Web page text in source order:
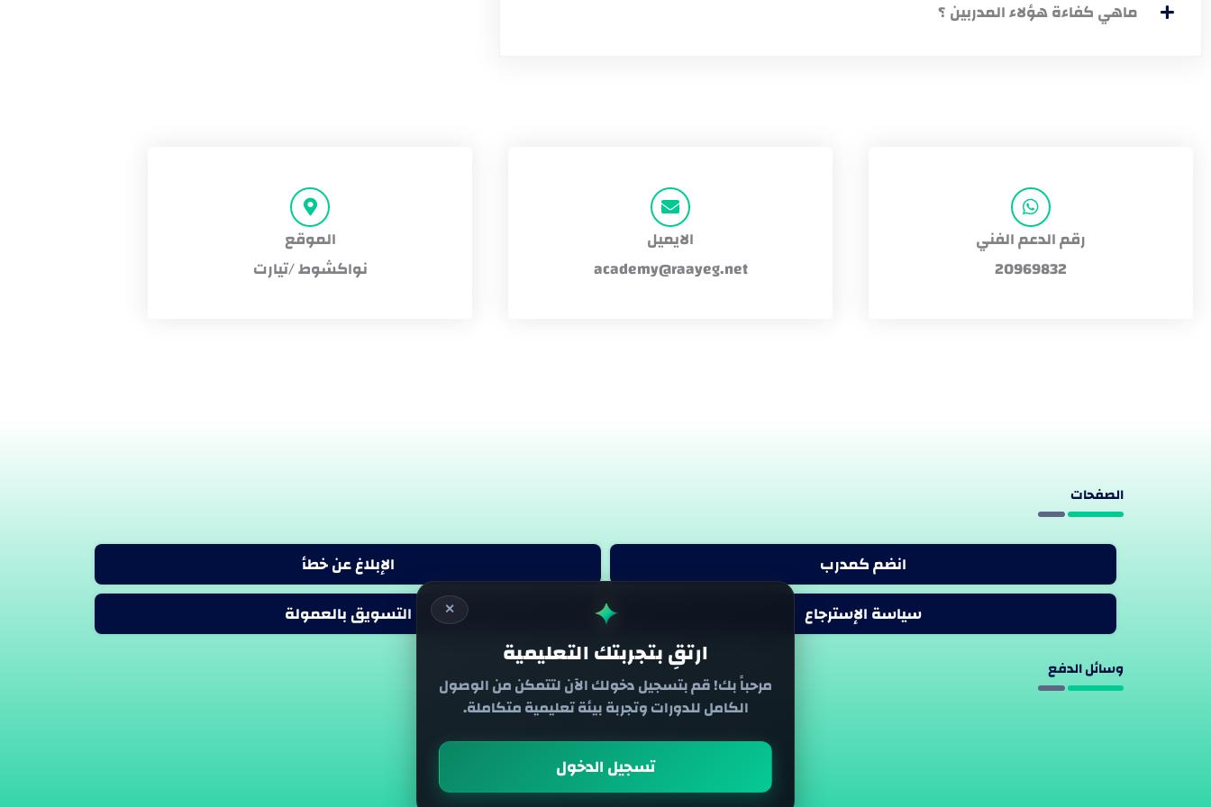
ماهي كفاءة هؤلاء المدربين ؟
رقم الدعم الفني
20969832
الايميل
academy@raayeg.net
الموقع
نواكشوط /تيارت
الصفحات
انضم كمدرب
الإبلاغ عن خطأ
سياسة الإسترجاع
التسويق بالعمولة
وسائل الدفع
✕ ✦
ارتقِ بتجربتك التعليمية
مرحباً بك! قم بتسجيل دخولك الآن لتتمكن من الوصول
الكامل للدورات وتجربة بيئة تعليمية متكاملة.
تسجيل الدخول